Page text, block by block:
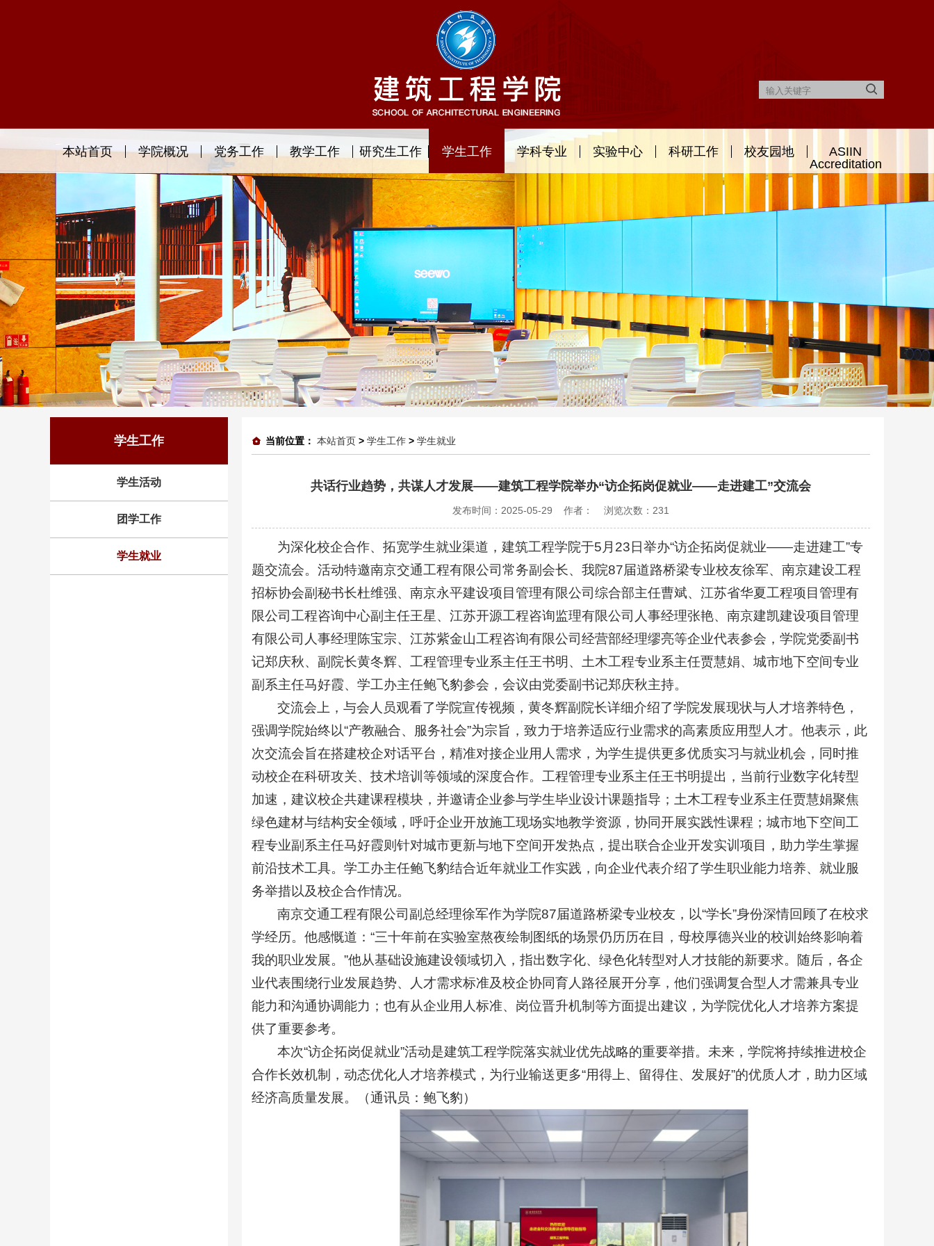
本站首页 学院概况 党务工作 教学工作 研究生工作 学生工作 学科专业 实验中心 科研工作 校友园地
ASIIN
Accreditation
学生工作
学生活动
团学工作
学生就业
当前位置： 本站首页 > 学生工作 > 学生就业
共话行业趋势，共谋人才发展——建筑工程学院举办“访企拓岗促就业——走进建工”交流会
发布时间：2025-05-29 作者： 浏览次数： 231
为深化校企合作、拓宽学生就业渠道，建筑工程学院于5月23日举办“访企拓岗促就业——走进建工”专
题交流会。活动特邀南京交通工程有限公司常务副会长、我院87届道路桥梁专业校友徐军、南京建设工程
招标协会副秘书长杜维强、南京永平建设项目管理有限公司综合部主任曹斌、江苏省华夏工程项目管理有
限公司工程咨询中心副主任王星、江苏开源工程咨询监理有限公司人事经理张艳、南京建凯建设项目管理
有限公司人事经理陈宝宗、江苏紫金山工程咨询有限公司经营部经理缪亮等企业代表参会，学院党委副书
记郑庆秋、副院长黄冬辉、工程管理专业系主任王书明、土木工程专业系主任贾慧娟、城市地下空间专业
副系主任马好霞、学工办主任鲍飞豹参会，会议由党委副书记郑庆秋主持。
交流会上，与会人员观看了学院宣传视频，黄冬辉副院长详细介绍了学院发展现状与人才培养特色，
强调学院始终以“产教融合、服务社会”为宗旨，致力于培养适应行业需求的高素质应用型人才。他表示，此
次交流会旨在搭建校企对话平台，精准对接企业用人需求，为学生提供更多优质实习与就业机会，同时推
动校企在科研攻关、技术培训等领域的深度合作。工程管理专业系主任王书明提出，当前行业数字化转型
加速，建议校企共建课程模块，并邀请企业参与学生毕业设计课题指导；土木工程专业系主任贾慧娟聚焦
绿色建材与结构安全领域，呼吁企业开放施工现场实地教学资源，协同开展实践性课程；城市地下空间工
程专业副系主任马好霞则针对城市更新与地下空间开发热点，提出联合企业开发实训项目，助力学生掌握
前沿技术工具。学工办主任鲍飞豹结合近年就业工作实践，向企业代表介绍了学生职业能力培养、就业服
务举措以及校企合作情况。
南京交通工程有限公司副总经理徐军作为学院87届道路桥梁专业校友，以“学长”身份深情回顾了在校求
学经历。他感慨道：“三十年前在实验室熬夜绘制图纸的场景仍历历在目，母校厚德兴业的校训始终影响着
我的职业发展。”他从基础设施建设领域切入，指出数字化、绿色化转型对人才技能的新要求。随后，各企
业代表围绕行业发展趋势、人才需求标准及校企协同育人路径展开分享，他们强调复合型人才需兼具专业
能力和沟通协调能力；也有从企业用人标准、岗位晋升机制等方面提出建议，为学院优化人才培养方案提
供了重要参考。
本次“访企拓岗促就业”活动是建筑工程学院落实就业优先战略的重要举措。未来，学院将持续推进校企
合作长效机制，动态优化人才培养模式，为行业输送更多“用得上、留得住、发展好”的优质人才，助力区域
经济高质量发展。（通讯员：鲍飞豹）